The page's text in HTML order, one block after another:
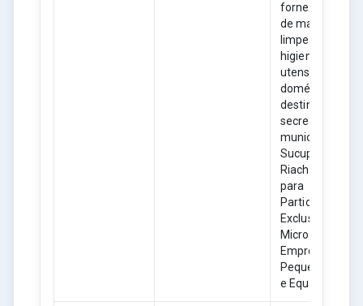
fornecimento
de material de
limpeza,
higiene e
utensílios
domésticos,
destinado as
secretarias
municipais de
Sucupira do
Riachão- MA,
para
Participação
Exclusiva de
Empresas de
Pequeno Porte
e Equiparadas.